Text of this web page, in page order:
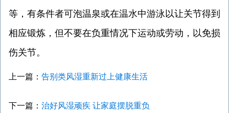
等，有条件者可泡温泉或在温水中游泳以让关节得到
相应锻炼，但不要在负重情况下运动或劳动，以免损
伤关节。
上一篇： 告别类风湿重新过上健康生活
下一篇： 治好风湿顽疾 让家庭摆脱重负